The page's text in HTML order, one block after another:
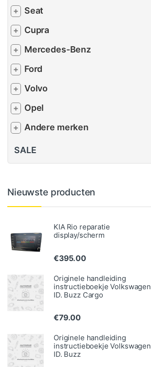
+ Seat
+ Cupra
+ Mercedes-Benz
+ Ford
+ Volvo
+ Opel
+ Andere merken
SALE
Nieuwste producten
KIA Rio reparatie
display/scherm
€395.00
Originele handleiding
instructieboekje Volkswagen
ID. Buzz Cargo
€79.00
Originele handleiding
instructieboekje Volkswagen
ID. Buzz